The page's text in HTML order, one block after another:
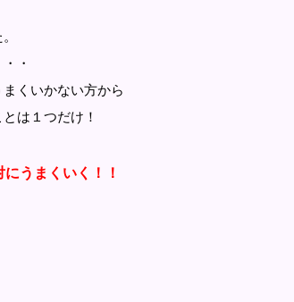
・
くいかない方から
は１つだけ！
くいく！！